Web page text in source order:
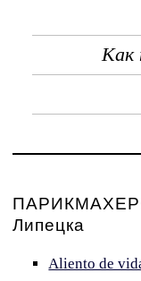
Как
Липецка
Aliento de